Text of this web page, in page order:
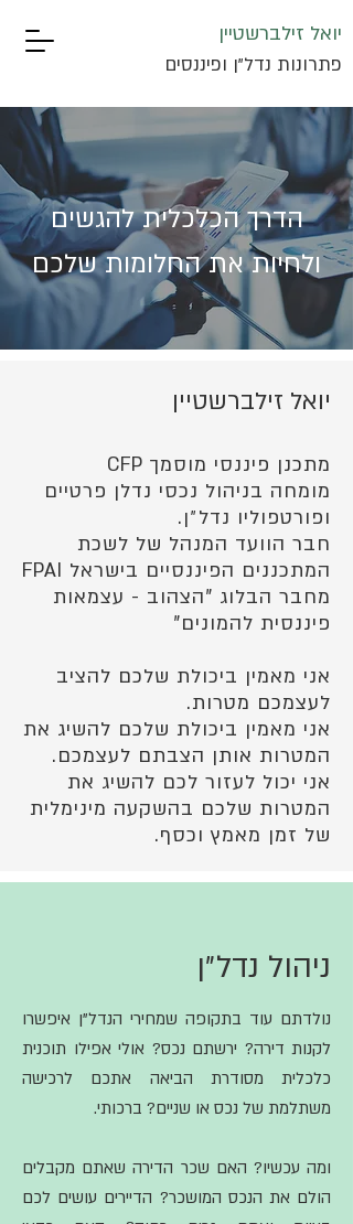
יואל זילברשטיין
פתרונות נדל"ן ופיננסים
הדרך הכלכלית להגשים
ולחיות את החלומות שלכם
ניהול נדל״ן
נולדתם עוד בתקופה שמחירי הנדל"ן איפשרו
לקנות דירה? ירשתם נכס? אולי אפילו תוכנית
כלכלית מסודרת הביאה אתכם לרכישה
משתלמת של נכס או שניים? ברכותי.
ומה עכשיו? האם שכר הדירה שאתם מקבלים
הולם את הנכס המושכר? הדיירים עושים לכם
יואל זילברשטיין
מתכנן פיננסי מוסמך CFP
מומחה בניהול נכסי נדלן פרטיים
ופורטפוליו נדל״ן.
חבר הוועד המנהל של לשכת
המתכננים הפיננסיים בישראל FPAI
מחבר הבלוג "הצהוב - עצמאות
פיננסית להמונים"
אני מאמין ביכולת שלכם להציב
לעצמכם מטרות.
אני מאמין ביכולת שלכם להשיג את
המטרות אותן הצבתם לעצמכם.
אני יכול לעזור לכם להשיג את
המטרות שלכם בהשקעה מינימלית
של זמן מאמץ וכסף.